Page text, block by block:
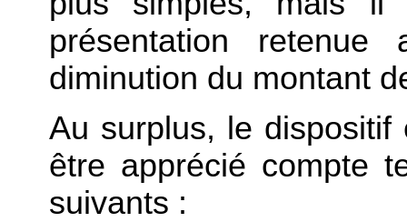
présentation
diminution du montant
Au surplus, le
être apprécié compte
suivants :